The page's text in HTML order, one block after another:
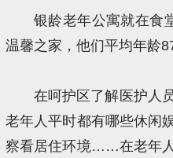
银龄老年公寓就在食
温馨之家，他们平均年龄
在呵护区了解医护人
老年人平时都有哪些休闲
察看居住环境……在老年